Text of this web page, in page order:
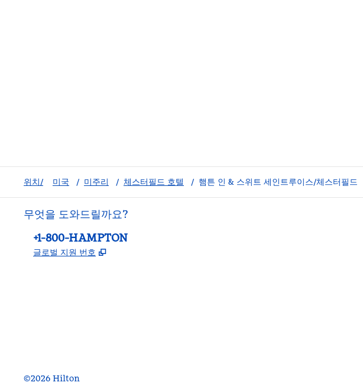
위치/ 미국 / 미주리 / 체스터필드 호텔 / 햄튼 인 & 스위트 세인트루이스/체스터필드
무엇을 도와드릴까요?
전화:
+1-800-HAMPTON
글로벌 지원 번호 ,
©2026 Hilton